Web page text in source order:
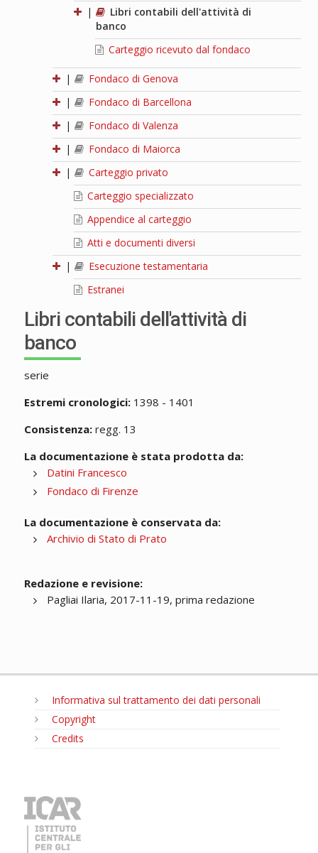
|
Libri contabili dell'attività di
banco
Carteggio ricevuto dal fondaco
|
Fondaco di Genova
|
Fondaco di Barcellona
|
Fondaco di Valenza
|
Fondaco di Maiorca
|
Carteggio privato
Carteggio specializzato
Appendice al carteggio
Atti e documenti diversi
|
Esecuzione testamentaria
Estranei
Libri contabili dell'attività di
banco
serie
Estremi cronologici:1398 - 1401
Consistenza:regg. 13
La documentazione è stata prodotta da:
Datini Francesco
Fondaco di Firenze
La documentazione è conservata da:
Archivio di Stato di Prato
Redazione e revisione:
Pagliai Ilaria, 2017-11-19, prima redazione
Informativa sul trattamento dei dati personali
Copyright
Credits